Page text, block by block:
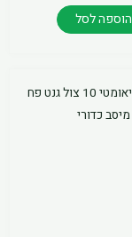
הוספה לסל